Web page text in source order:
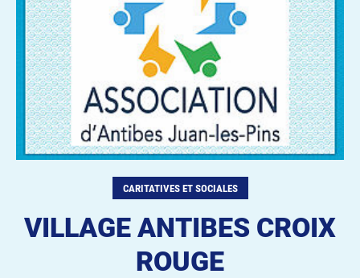
CARITATIVES ET SOCIALES
VILLAGE ANTIBES CROIX
ROUGE